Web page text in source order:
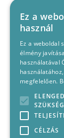
Ez a
használ
Ez a weboldal
élmény
használatával
megfelelően.
CÉLZÁS